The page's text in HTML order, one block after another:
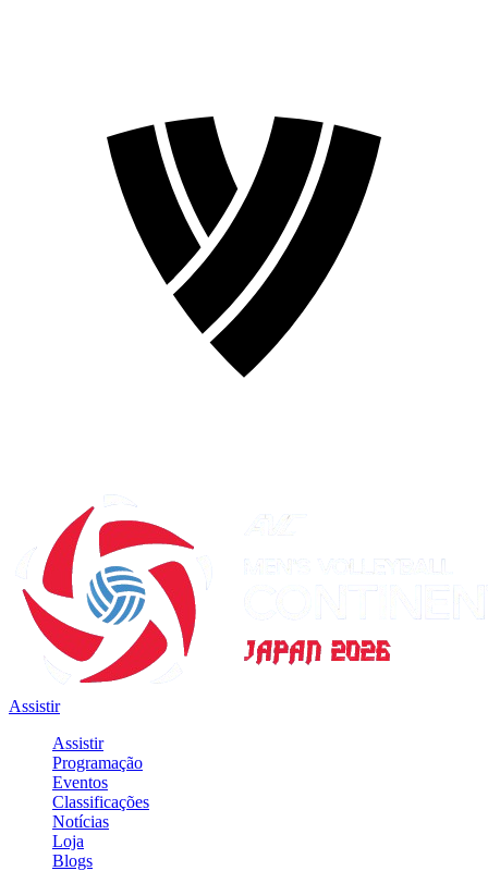
Assistir
Assistir
Programação
Eventos
Classificações
Notícias
Loja
Blogs